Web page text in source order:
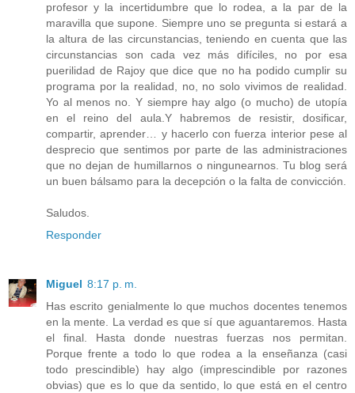
profesor y la incertidumbre que lo rodea, a la par de la
maravilla que supone. Siempre uno se pregunta si estará a
la altura de las circunstancias, teniendo en cuenta que las
circunstancias son cada vez más difíciles, no por esa
puerilidad de Rajoy que dice que no ha podido cumplir su
programa por la realidad, no, no solo vivimos de realidad.
Yo al menos no. Y siempre hay algo (o mucho) de utopía
en el reino del aula.Y habremos de resistir, dosificar,
compartir, aprender… y hacerlo con fuerza interior pese al
desprecio que sentimos por parte de las administraciones
que no dejan de humillarnos o ningunearnos. Tu blog será
un buen bálsamo para la decepción o la falta de convicción.
Saludos.
Responder
Miguel 8:17 p. m.
Has escrito genialmente lo que muchos docentes tenemos
en la mente. La verdad es que sí que aguantaremos. Hasta
el final. Hasta donde nuestras fuerzas nos permitan.
Porque frente a todo lo que rodea a la enseñanza (casi
todo prescindible) hay algo (imprescindible por razones
obvias) que es lo que da sentido, lo que está en el centro